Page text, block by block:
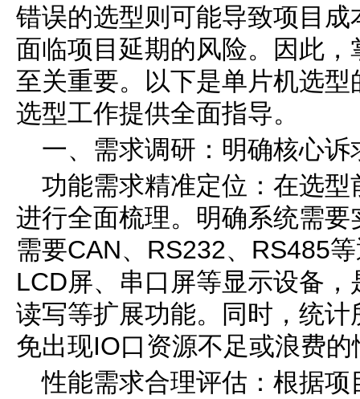
错误的选型则可能导致项目
面临项目延期的风险。因此
至关重要。以下是单片机选
选型工作提供全面指导。
一、需求调研：明确核心诉
功能需求精准定位：在选
进行全面梳理。明确系统需
需要CAN、RS232、RS485
LCD屏、串口屏等显示设备
读写等扩展功能。同时，统
免出现IO口资源不足或浪费的
性能需求合理评估：根据